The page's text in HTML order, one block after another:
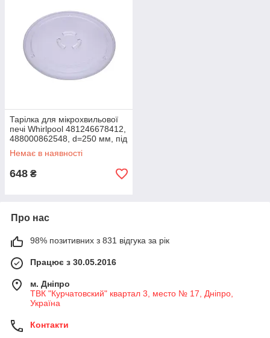
Тарілка для мікрохвильової
печі Whirlpool 481246678412,
488000862548, d=250 мм, під
куплер
Немає в наявності
648 ₴
Про нас
98% позитивних з 831 відгука за рік
Працює з 30.05.2016
м. Дніпро
ТВК "Курчатовский" квартал 3, место № 17, Дніпро,
Україна
Контакти